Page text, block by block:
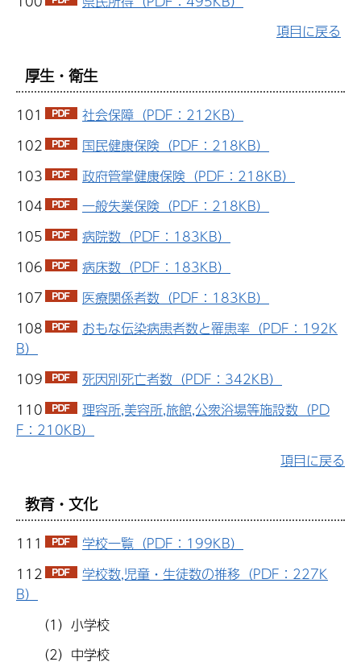
項目に戻る
厚生・衛生
101
社会保障（PDF：212KB）
102
国民健康保険（PDF：218KB）
103
政府管掌健康保険（PDF：218KB）
104
一般失業保険（PDF：218KB）
105
病院数（PDF：183KB）
106
病床数（PDF：183KB）
107
医療関係者数（PDF：183KB）
108
おもな伝染病患者数と罹患率（PDF：192K
B）
109
死因別死亡者数（PDF：342KB）
110
理容所,美容所,旅館,公衆浴場等施設数（PD
F：210KB）
項目に戻る
教育・文化
111
学校一覧（PDF：199KB）
112
学校数,児童・生徒数の推移（PDF：227K
B）
（1）小学校
（2）中学校